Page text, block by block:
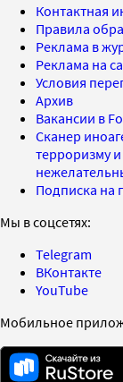
Контактная
Правила
Реклама в
Реклама на
Условия
Архив
Вакансии в
Сканер
терроризму
Подписка на
Мы в соцсетях:
Telegram
ВКонтакте
YouTube
Мобильное